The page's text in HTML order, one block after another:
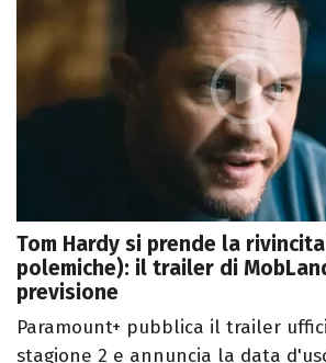
Tom Hardy si prende la
polemiche): il trailer di
previsione
Paramount+ pubblica il trailer
stagione 2 e annuncia la data